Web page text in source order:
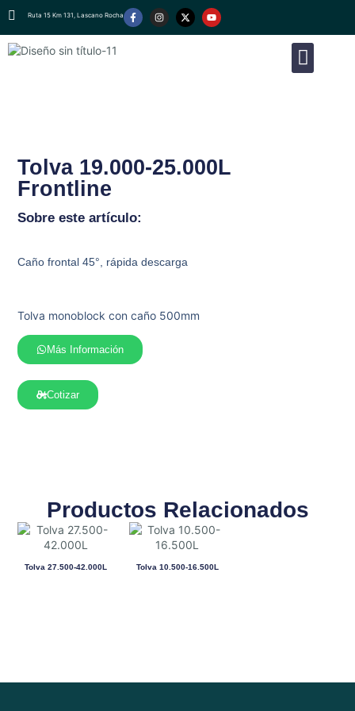
Ruta 15 Km 131, Lascano Rocha
Tolva 19.000-25.000L
Frontline
Sobre este artículo:
Caño frontal 45°, rápida descarga
Tolva monoblock con caño 500mm
Cotizar
Más Información
Productos Relacionados
Tolva 27.500-42.000L Tolva 10.500-16.500L